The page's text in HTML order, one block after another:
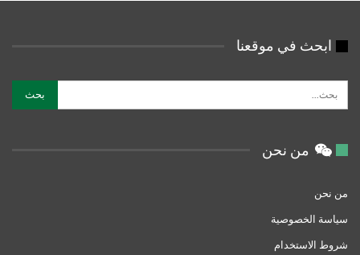
ابحث في موقعنا
من نحن
من نحن
سياسة الخصوصية
شروط الاستخدام